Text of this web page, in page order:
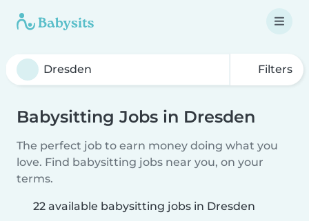
Filters
Babysitting Jobs in Dresden
The perfect job to earn money doing what you
love. Find babysitting jobs near you, on your
terms.
22 available babysitting jobs in Dresden